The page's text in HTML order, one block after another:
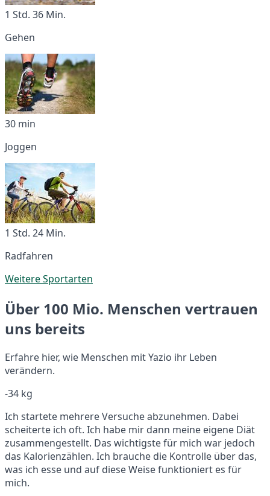
1 Std. 36 Min.
Gehen
30 min
Joggen
1 Std. 24 Min.
Radfahren
Weitere Sportarten
Über 100 Mio. Menschen vertrauen
uns bereits
Erfahre hier, wie Menschen mit Yazio ihr Leben
verändern.
-34 kg
Ich startete mehrere Versuche abzunehmen. Dabei
scheiterte ich oft. Ich habe mir dann meine eigene Diät
zusammengestellt. Das wichtigste für mich war jedoch
das Kalorienzählen. Ich brauche die Kontrolle über das,
was ich esse und auf diese Weise funktioniert es für
mich.